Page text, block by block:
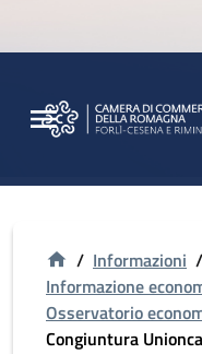
/ Informazioni /
Informazione
Osservatorio
Congiuntura